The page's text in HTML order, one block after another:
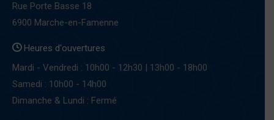
Rue Porte Basse 18
6900 Marche-en-Famenne
Heures d'ouvertures
Mardi - Vendredi : 10h00 - 12h30 | 13h00 - 18h00
Samedi : 10h00 - 14h00
Dimanche & Lundi : Fermé